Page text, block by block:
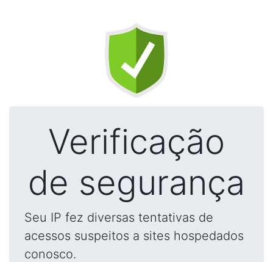
Verificação
de segurança
Seu IP fez diversas tentativas de
acessos suspeitos a sites hospedados
conosco.